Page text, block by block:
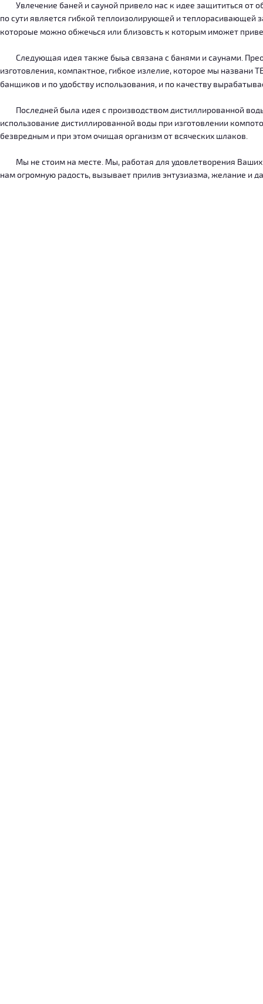
Увлечение баней и сауной привело нас к идее защититься от
по сути является гибкой теплоизолирующей и теплорасивающей
котороые можно обжечься или близовсть к которым иможет
Следующая идея также быьа связана с банями и саунами.
изготовления, компактное, гибкое излелие, которое мы
банщиков и по удобству использования, и по качеству
Последней была идея с производством дистиллированной
использование дистиллированной воды при изготовлении
безвредным и при этом очищая организм от всяческих шлаков.
Мы не стоим на месте. Мы, работая для удовлетворения Ваших
нам огромную радость, вызывает прилив энтузиазма, желание и